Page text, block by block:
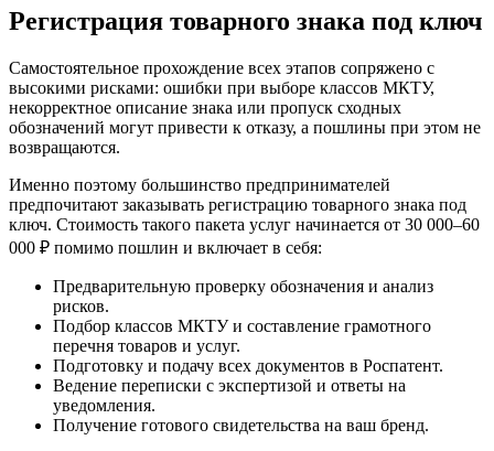
Регистрация товарного знака под ключ
Самостоятельное прохождение всех этапов сопряжено с
высокими рисками: ошибки при выборе классов МКТУ,
некорректное описание знака или пропуск сходных
обозначений могут привести к отказу, а пошлины при этом не
возвращаются.
Именно поэтому большинство предпринимателей
предпочитают заказывать регистрацию товарного знака под
ключ. Стоимость такого пакета услуг начинается от 30 000–60
000 ₽ помимо пошлин и включает в себя:
Предварительную проверку обозначения и анализ
рисков.
Подбор классов МКТУ и составление грамотного
перечня товаров и услуг.
Подготовку и подачу всех документов в Роспатент.
Ведение переписки с экспертизой и ответы на
уведомления.
Получение готового свидетельства на ваш бренд.